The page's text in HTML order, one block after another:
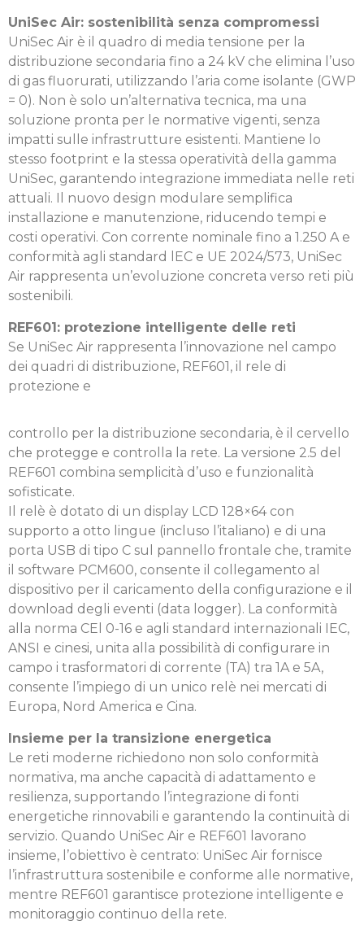
UniSec Air: sostenibilità senza compromessi
UniSec Air è il quadro di media tensione per la
distribuzione secondaria fino a 24 kV che elimina l’uso
di gas fluorurati, utilizzando l’aria come isolante (GWP
= 0). Non è solo un’alternativa tecnica, ma una
soluzione pronta per le normative vigenti, senza
impatti sulle infrastrutture esistenti. Mantiene lo
stesso footprint e la stessa operatività della gamma
UniSec, garantendo integrazione immediata nelle reti
attuali. Il nuovo design modulare semplifica
installazione e manutenzione, riducendo tempi e
costi operativi. Con corrente nominale fino a 1.250 A e
conformità agli standard lEC e UE 2024/573, UniSec
Air rappresenta un’evoluzione concreta verso reti più
sostenibili.
REF601: protezione intelligente delle reti
Se UniSec Air rappresenta l’innovazione nel campo
dei quadri di distribuzione, REF601, il rele di
protezione e
controllo per la distribuzione secondaria, è il cervello
che protegge e controlla la rete. La versione 2.5 del
REF601 combina semplicità d’uso e funzionalità
sofisticate.
Il relè è dotato di un display LCD 128×64 con
supporto a otto lingue (incluso l’italiano) e di una
porta USB di tipo C sul pannello frontale che, tramite
il software PCM600, consente il collegamento al
dispositivo per il caricamento della configurazione e il
download degli eventi (data logger). La conformità
alla norma CEl 0-16 e agli standard internazionali IEC,
ANSI e cinesi, unita alla possibilità di configurare in
campo i trasformatori di corrente (TA) tra 1A e 5A,
consente l’impiego di un unico relè nei mercati di
Europa, Nord America e Cina.
Insieme per la transizione energetica
Le reti moderne richiedono non solo conformità
normativa, ma anche capacità di adattamento e
resilienza, supportando l’integrazione di fonti
energetiche rinnovabili e garantendo la continuità di
servizio. Quando UniSec Air e REF601 lavorano
insieme, l’obiettivo è centrato: UniSec Air fornisce
l’infrastruttura sostenibile e conforme alle normative,
mentre REF601 garantisce protezione intelligente e
monitoraggio continuo della rete.